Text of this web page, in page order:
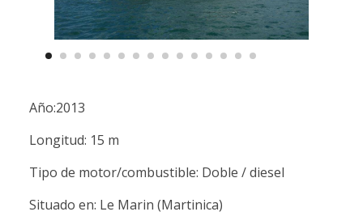
Año:2013
Longitud: 15 m
Tipo de motor/combustible: Doble / diesel
Situado en: Le Marin (Martinica)